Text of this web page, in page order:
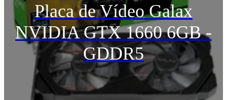
Placa de Vídeo Galax
NVIDIA GTX 1660 6GB -
GDDR5